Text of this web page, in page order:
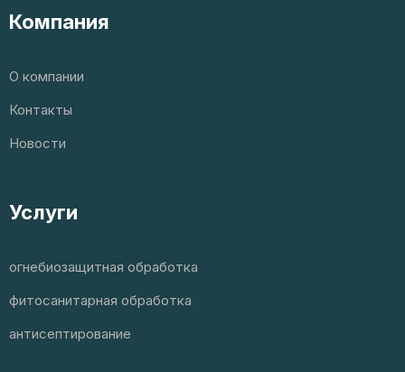
Компания
О компании
Контакты
Новости
Услуги
огнебиозащитная обработка
фитосанитарная обработка
антисептирование